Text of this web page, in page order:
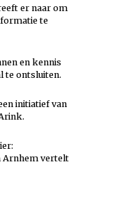
er naar om
te
en kennis
te ontsluiten.
initiatief van
Arnhem vertelt